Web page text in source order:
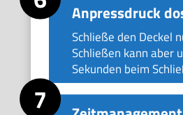
Anpressdruck
Schließe den Deckel
Schließen kann aber
Sekunden beim